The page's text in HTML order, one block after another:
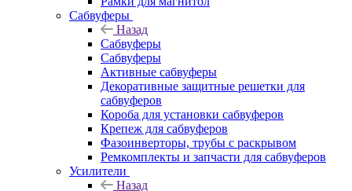
Сабвуферы
Назад
Сабвуферы
Сабвуферы
Активные сабвуферы
Декоративные защитные решетки для
сабвуферов
Короба для установки сабвуферов
Крепеж для сабвуферов
Фазоинверторы, трубы с раскрывом
Ремкомплекты и запчасти для сабвуферов
Усилители
Назад